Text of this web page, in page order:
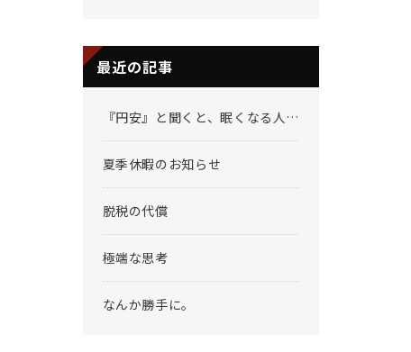
最近の記事
『円安』と聞くと、眠くなる人へ
夏季休暇のお知らせ
脱税の代償
極端な思考
なんか勝手に。